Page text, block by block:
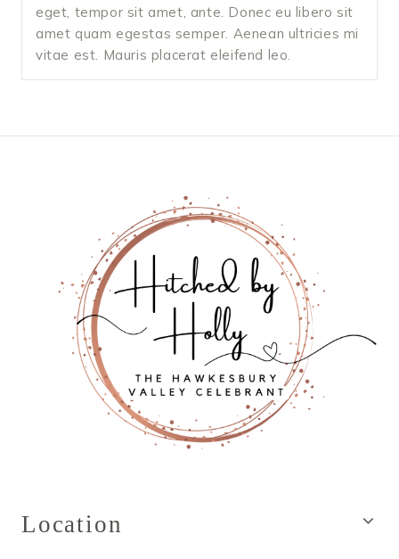
eget, tempor sit amet, ante. Donec eu libero sit
amet quam egestas semper. Aenean ultricies mi
vitae est. Mauris placerat eleifend leo.
Location